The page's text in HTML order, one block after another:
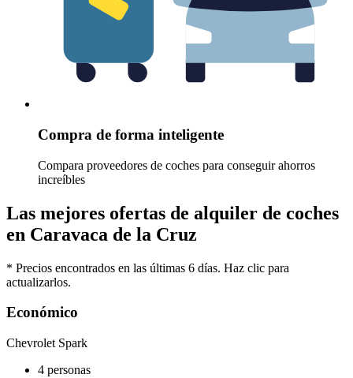
Compra de forma inteligente
Compara proveedores de coches para conseguir ahorros
increíbles
Las mejores ofertas de alquiler de coches
en Caravaca de la Cruz
* Precios encontrados en las últimas 6 días. Haz clic para
actualizarlos.
Económico
Chevrolet Spark
4 personas